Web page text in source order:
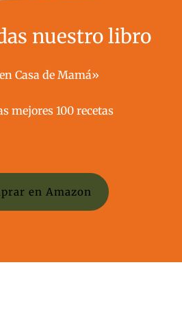
nuestro libro
Casa de Mamá»
mejores 100 recetas
en Amazon